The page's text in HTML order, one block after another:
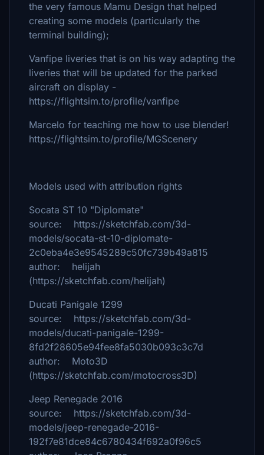
the very famous Mamu Design that helped
creating some models (particularly the
terminal building);
Vanfipe liveries that is on his way adapting the
liveries that will be updated for the parked
aircraft on display -
https://flightsim.to/profile/vanfipe
Marcelo for teaching me how to use blender!
https://flightsim.to/profile/MGScenery
Models used with attribution rights
Socata ST 10 "Diplomate"
source: https://sketchfab.com/3d-
models/socata-st-10-diplomate-
2c0eba4e3e9545289c50fc739b49a815
author: helijah
(https://sketchfab.com/helijah)
Ducati Panigale 1299
source: https://sketchfab.com/3d-
models/ducati-panigale-1299-
8fd2f28605e94fee8fa5030b093c3c7d
author: Moto3D
(https://sketchfab.com/motocross3D)
Jeep Renegade 2016
source: https://sketchfab.com/3d-
models/jeep-renegade-2016-
192f7e81dce84c6780434f692a0f96c5